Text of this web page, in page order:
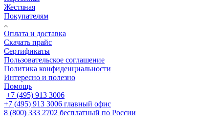
Жестяная
Покупателям
Оплата и доставка
Скачать прайс
Сертификаты
Пользовательское соглашение
Политика конфиденциальности
Интересно и полезно
Помощь
+7 (495) 913 3006
+7 (495) 913 3006 главный офис
8 (800) 333 2702 бесплатный по России